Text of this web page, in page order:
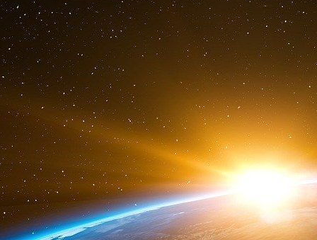
environnementaux ? L’air pollué ? La
ne connaît pas les synergies entre tous ces
les frais et que l’on ne sacrifie plus nos
industriel !
En conclusion : le principe de la
scientifique indiscutable et démontrée.
Marc JASPARD, Chimiste – Biochimiste
05 10 2012
Le lien de cet article de Sylvie Simon:
(!) :
Pasteur. Mensonge, mystification,
historiens, le mythe du << plus grand